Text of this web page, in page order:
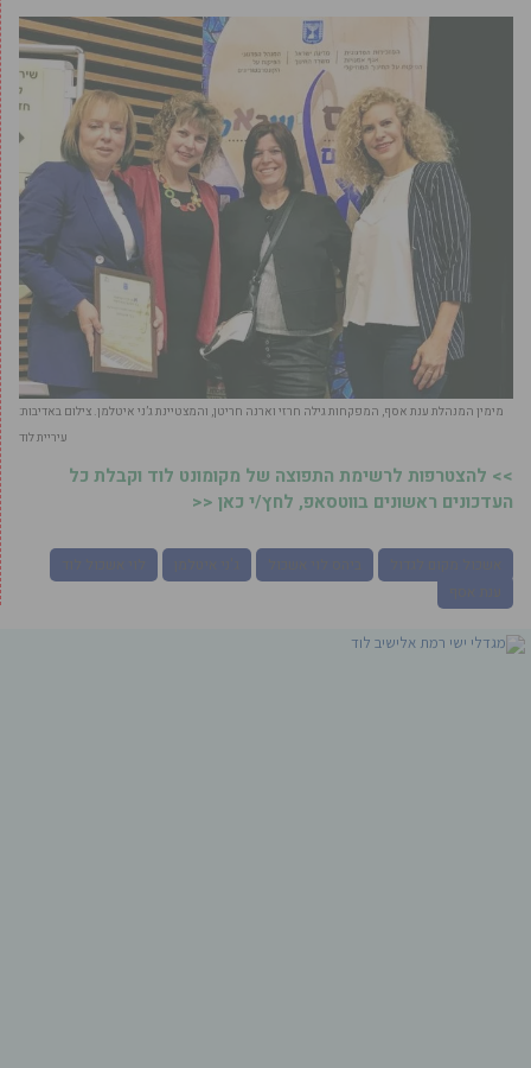
מימין המנהלת ענת אסף, המפקחות גילה חרזי וארנה חריטן, והמצטיינת ג’ני איטלמן. צילום באדיבות:
עיריית לוד
>> להצטרפות לרשימת התפוצה של מקומונט לוד וקבלת כל
העדכונים ראשונים בווטסאפ, לחץ/י כאן <<